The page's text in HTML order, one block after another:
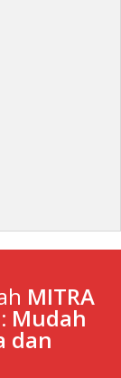
MITRA
Mudah
dan